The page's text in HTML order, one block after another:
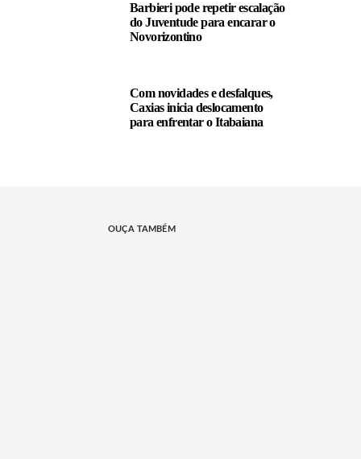
Barbieri pode repetir escalação
do Juventude para encarar o
Novorizontino
Com novidades e desfalques,
Caxias inicia deslocamento
para enfrentar o Itabaiana
OUÇA TAMBÉM